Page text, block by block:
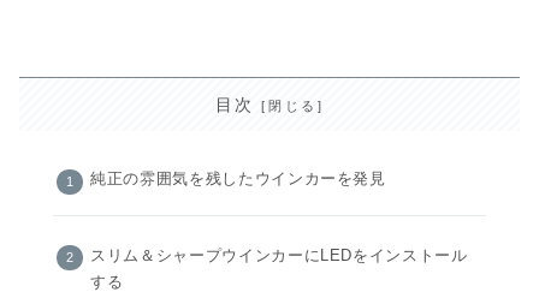
目次
純正の雰囲気を残したウインカーを発見
スリム＆シャープウインカーにLEDをインストール
する